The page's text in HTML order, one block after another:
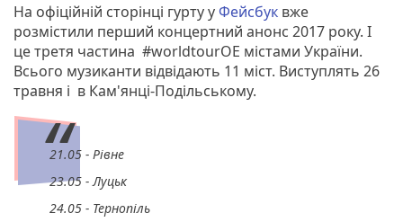
На офіційній сторінці гурту уФейсбук вже
розмістили перший концертний анонс 2017 року. І
це третя частина #worldtourOE містами України.
Всього музиканти відвідають 11 міст. Виступлять 26
травня і в Кам'янці-Подільському.
21.05 - Рівне
23.05 - Луцьк
24.05 - Тернопіль